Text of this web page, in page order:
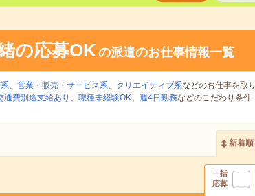
の応募OKの派遣のお仕事情報一覧
、 営業・販売・サービス系、 クリエイティブ系などのお仕事を取り
通費別途支給あり 、 職種未経験OK、 週4日勤務などのこだわり条件
新着順
一括
応募